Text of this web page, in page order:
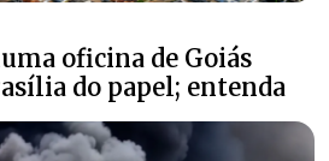
oficina de Goiás
do papel; entenda